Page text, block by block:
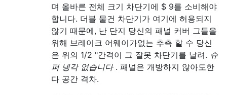
며 올바른 전체 크기 차단기에 $ 9를 소비해야
합니다. 더블 물건 차단기가 여기에 허용되지
않기 때문에, 난 단지 당신의 패널 커버 그들을
위해 브레이크 어웨이가없는 추측 할 수 당신
은 위의 1/2 "간격이 그 잘못 차단기를 날려. 슈
퍼 냉각 없습니다. 패널은 개방하지 않아도한
다 공간 격차.